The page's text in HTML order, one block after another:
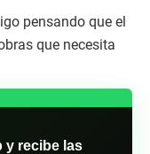
pensando que el
que necesita
y recibe las